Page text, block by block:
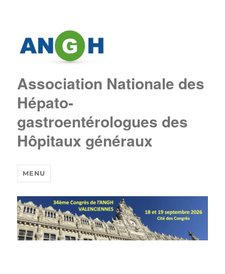
Association Nationale des
Hépato-
gastroentérologues des
Hôpitaux généraux
MENU